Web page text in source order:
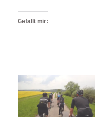
Gefällt mir: